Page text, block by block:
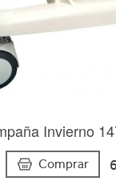
Invierno
Comprar